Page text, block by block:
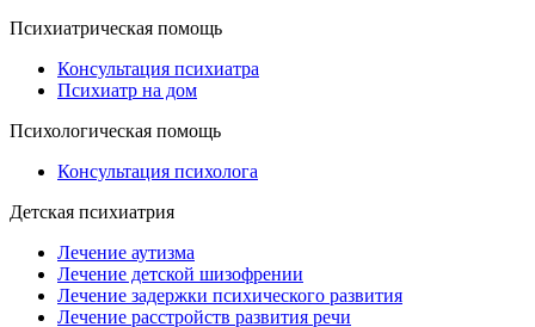
Психиатрическая помощь
Консультация психиатра
Психиатр на дом
Психологическая помощь
Консультация психолога
Детская психиатрия
Лечение аутизма
Лечение детской шизофрении
Лечение задержки психического развития
Лечение расстройств развития речи